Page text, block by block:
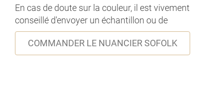
En cas de doute sur la couleur, il est vivement
conseillé d'envoyer un échantillon ou de
COMMANDER LE NUANCIER SOFOLK